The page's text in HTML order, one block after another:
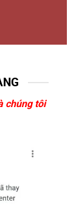
chúng tôi